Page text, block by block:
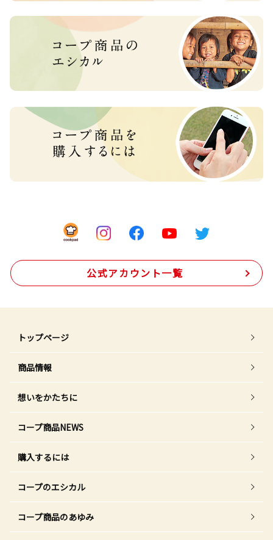
公式アカウント一覧
トップページ
商品情報
想いをかたちに
コープ商品NEWS
購入するには
コープのエシカル
コープ商品のあゆみ